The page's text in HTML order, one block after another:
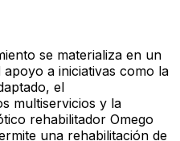
se materializa en un
a iniciativas como la
el
multiservicios y la
rehabilitador Omego
una rehabilitación de